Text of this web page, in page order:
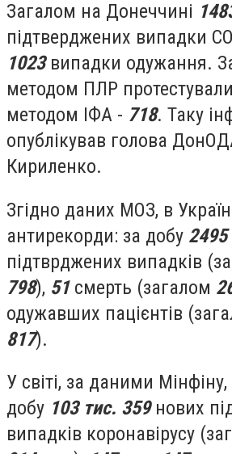
Загалом на Донеччині
підтверджених випадки
1023випадки одужання.
методом ПЛР протестували
методом ІФА - 718. Таку
опублікував голова
Кириленко.
Згідно даних МОЗ, в
антирекорди: за добу 2495
підтврджених випадків
798), 51смерть (загалом
одужавших пацієнтів
817).
У світі, за даними
добу 103 тис. 359нових
випадків коронавірусу